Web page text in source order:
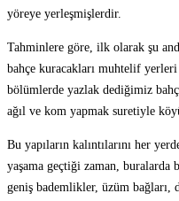
yöreye yerleşmişlerdir.
Tahminlere göre, ilk olarak şu
bahçe kuracakları muhtelif yerleri
bölümlerde yazlak dediğimiz
ağıl ve kom yapmak suretiyle
Bu yapıların kalıntılarını her
yaşama geçtiği zaman,
geniş bademlikler, üzüm